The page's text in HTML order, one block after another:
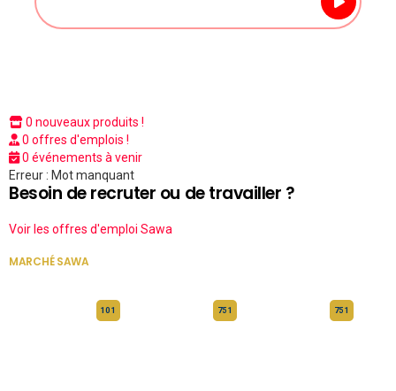
0 nouveaux produits !
0 offres d'emplois !
0 événements à venir
Erreur : Mot manquant
Besoin de recruter ou de travailler ?
Voir les offres d'emploi Sawa
MARCHÉ SAWA
10 1 75 1 75 1